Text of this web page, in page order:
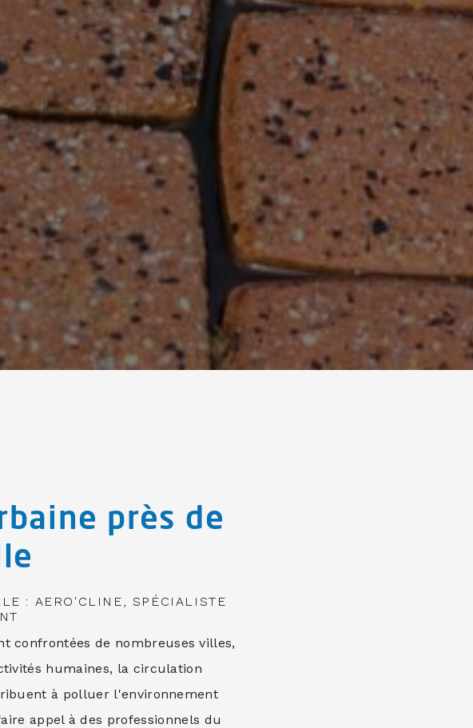
près de
: AERO'CLINE, SPÉCIALISTE
confrontées de nombreuses villes,
humaines, la circulation
à polluer l'environnement
appel à des professionnels du